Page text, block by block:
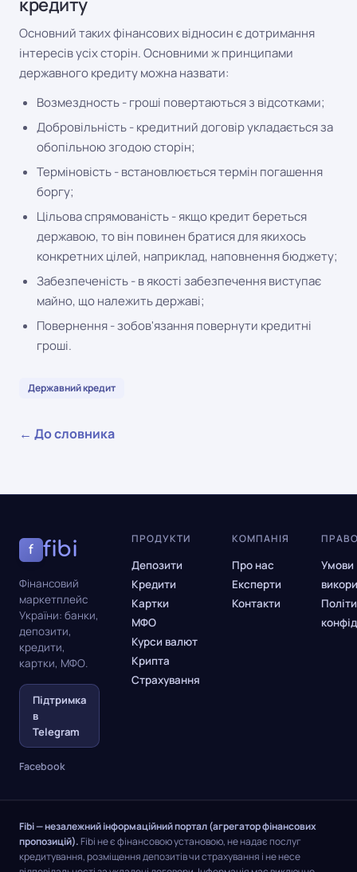
кредиту
Основний таких фінансових відносин є дотримання
інтересів усіх сторін. Основними ж принципами
державного кредиту можна назвати:
Возмездность - гроші повертаються з відсотками;
Добровільність - кредитний договір укладається за
обопільною згодою сторін;
Терміновість - встановлюється термін погашення
боргу;
Цільова спрямованість - якщо кредит береться
державою, то він повинен братися для якихось
конкретних цілей, наприклад, наповнення бюджету;
Забезпеченість - в якості забезпечення виступає
майно, що належить державі;
Повернення - зобов'язання повернути кредитні
гроші.
Державний кредит
← До словника
f fibi
Фінансовий
маркетплейс
України: банки,
депозити,
кредити,
картки, МФО.
Підтримка
в
Telegram
Facebook
ПРОДУКТИ
Депозити
Кредити
Картки
МФО
Курси валют
Крипта
Страхування
КОМПАНІЯ
Про нас
Експерти
Контакти
Умови
Fibi — незалежний інформаційний портал (агрегатор фінансових
пропозицій).Fibi не є фінансовою установою, не надає послуг
кредитування, розміщення депозитів чи страхування і не несе